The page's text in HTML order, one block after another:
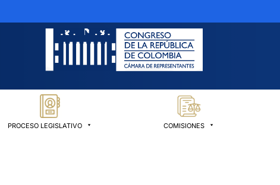
PROCESO LEGISLATIVO COMISIONES